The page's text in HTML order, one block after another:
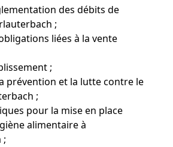
des débits de
;
liées à la vente
;
prévention et la lutte contre le
;
pour la mise en place
alimentaire à
;